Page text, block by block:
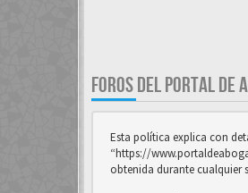
FOROS DEL PORTAL DE
Esta política explica con
“https://
obtenida durante cualquier